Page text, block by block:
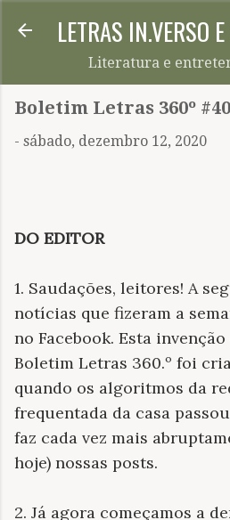
Pular para o
LETRAS IN.VERSO
Literatura e
Boletim Letras 360º
- sábado, dezembro 12, 2020
DO EDITOR
1. Saudações, leitores! A
notícias que fizeram a
no Facebook. Esta
Boletim Letras 360.º foi
quando os algoritmos da
frequentada da casa
faz cada vez mais
hoje) nossas posts.
2. Já agora começamos a